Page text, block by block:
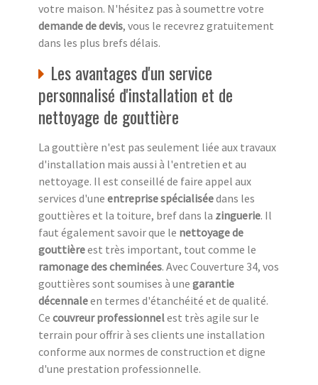
votre maison. N'hésitez pas à soumettre votre
demande de devis, vous le recevrez gratuitement
dans les plus brefs délais.
Les avantages d'un service
personnalisé d'installation et de
nettoyage de gouttière
La gouttière n'est pas seulement liée aux travaux
d'installation mais aussi à l'entretien et au
nettoyage. Il est conseillé de faire appel aux
services d'une entreprise spécialiséedans les
gouttières et la toiture, bref dans la zinguerie. Il
faut également savoir que le nettoyage de
gouttièreest très important, tout comme le
ramonage des cheminées. Avec Couverture 34, vos
gouttières sont soumises à une garantie
décennaleen termes d'étanchéité et de qualité.
Ce couvreur professionnelest très agile sur le
terrain pour offrir à ses clients une installation
conforme aux normes de construction et digne
d'une prestation professionnelle.